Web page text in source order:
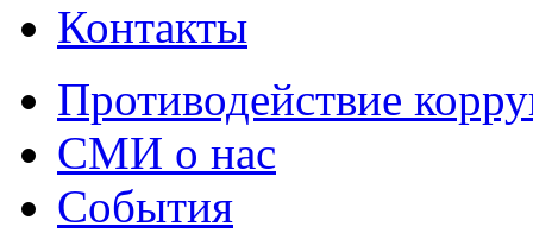
Контакты
Противодействие
СМИ о нас
События